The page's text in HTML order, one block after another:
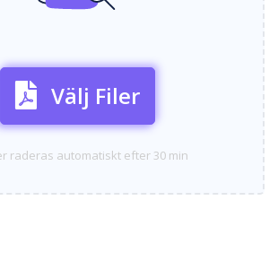
Välj Filer
raderas automatiskt efter 30 min